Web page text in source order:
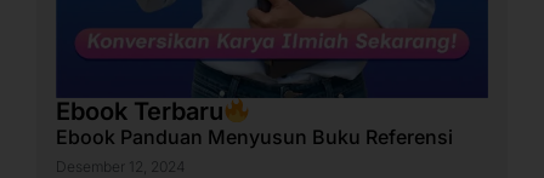
Ebook Terbaru
Ebook Panduan Menyusun Buku Referensi
Desember 12, 2024